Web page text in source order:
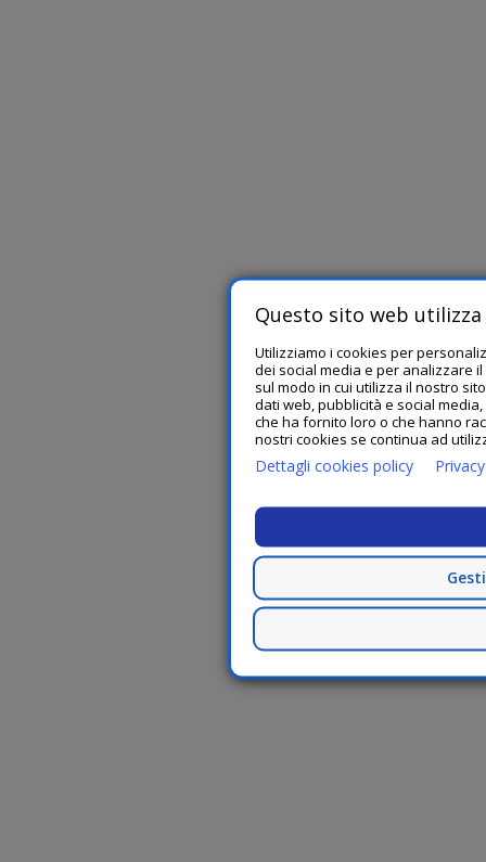
Questo sito web
Utilizziamo i cookies per
dei social media e per analizzare
sul modo in cui utilizza il nostro
dati web, pubblicità e social
che ha fornito loro o che hanno
nostri cookies se continua ad
Dettagli cookies policy